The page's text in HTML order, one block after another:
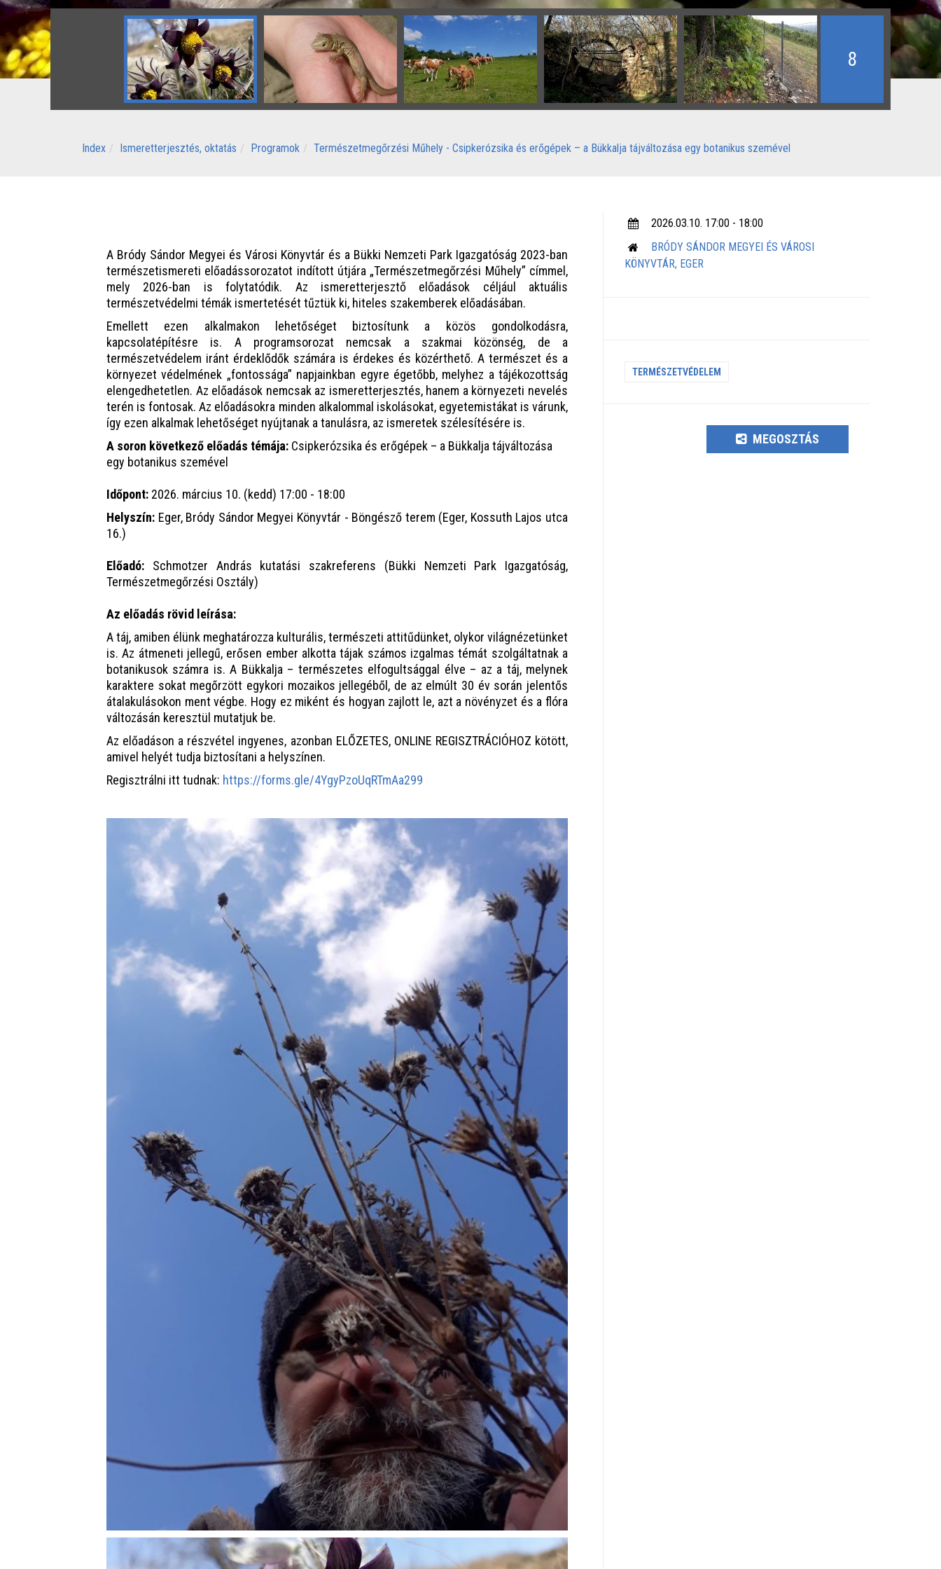
8
Index Ismeretterjesztés, oktatás Programok Természetmegőrzési Műhely - Csipkerózsika és erőgépek – a Bükkalja tájváltozása egy botanikus szemével
A Bródy Sándor Megyei és Városi Könyvtár és a Bükki Nemzeti Park Igazgatóság 2023-ban
természetismereti előadássorozatot indított útjára „Természetmegőrzési Műhely” címmel,
mely 2026-ban is folytatódik. Az ismeretterjesztő előadások céljául aktuális
természetvédelmi témák ismertetését tűztük ki, hiteles szakemberek előadásában.
Emellett ezen alkalmakon lehetőséget biztosítunk a közös gondolkodásra,
kapcsolatépítésre is. A programsorozat nemcsak a szakmai közönség, de a
természetvédelem iránt érdeklődők számára is érdekes és közérthető. A természet és a
környezet védelmének „fontossága” napjainkban egyre égetőbb, melyhez a tájékozottság
elengedhetetlen. Az előadások nemcsak az ismeretterjesztés, hanem a környezeti nevelés
terén is fontosak. Az előadásokra minden alkalommal iskolásokat, egyetemistákat is várunk,
így ezen alkalmak lehetőséget nyújtanak a tanulásra, az ismeretek szélesítésére is.
A soron következő előadás témája: Csipkerózsika és erőgépek – a Bükkalja tájváltozása
egy botanikus szemével
Időpont: 2026. március 10. (kedd) 17:00 - 18:00
Helyszín: Eger, Bródy Sándor Megyei Könyvtár - Böngésző terem (Eger, Kossuth Lajos utca
16.)
Előadó: Schmotzer András kutatási szakreferens (Bükki Nemzeti Park Igazgatóság,
Természetmegőrzési Osztály)
Az előadás rövid leírása:
A táj, amiben élünk meghatározza kulturális, természeti attitűdünket, olykor világnézetünket
is. Az átmeneti jellegű, erősen ember alkotta tájak számos izgalmas témát szolgáltatnak a
botanikusok számra is. A Bükkalja – természetes elfogultsággal élve – az a táj, melynek
karaktere sokat megőrzött egykori mozaikos jellegéből, de az elmúlt 30 év során jelentős
átalakulásokon ment végbe. Hogy ez miként és hogyan zajlott le, azt a növényzet és a flóra
változásán keresztül mutatjuk be.
Az előadáson a részvétel ingyenes, azonban ELŐZETES, ONLINE REGISZTRÁCIÓHOZ kötött,
amivel helyét tudja biztosítani a helyszínen.
Regisztrálni itt tudnak: https://forms.gle/4YgyPzoUqRTmAa299
2026.03.10. 17:00 - 18:00
BRÓDY SÁNDOR MEGYEI ÉS VÁROSI
KÖNYVTÁR, EGER
TERMÉSZETVÉDELEM
MEGOSZTÁS